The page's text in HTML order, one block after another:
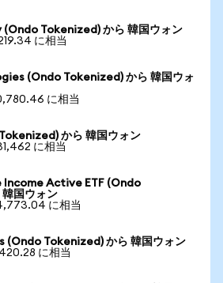
Tokenized) から 韓国ウォン
に相当
(Ondo Tokenized) から 韓国ウォ
に相当
から 韓国ウォン
に相当
Income Active ETF (Ondo
国ウォン
に相当
(Ondo Tokenized) から 韓国ウォン
に相当